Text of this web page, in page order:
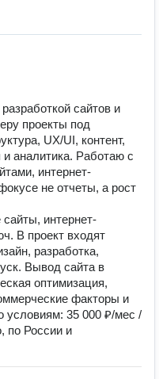
сайтов и
проекты под
UX/UI, контент,
и аналитика. Работаю с
интернет-
не отчеты, а рост
интернет-
В проект входят
разработка,
Вывод сайта в
оптимизация,
факторы и
условиям: 35 000 ₽/мес /
по России и